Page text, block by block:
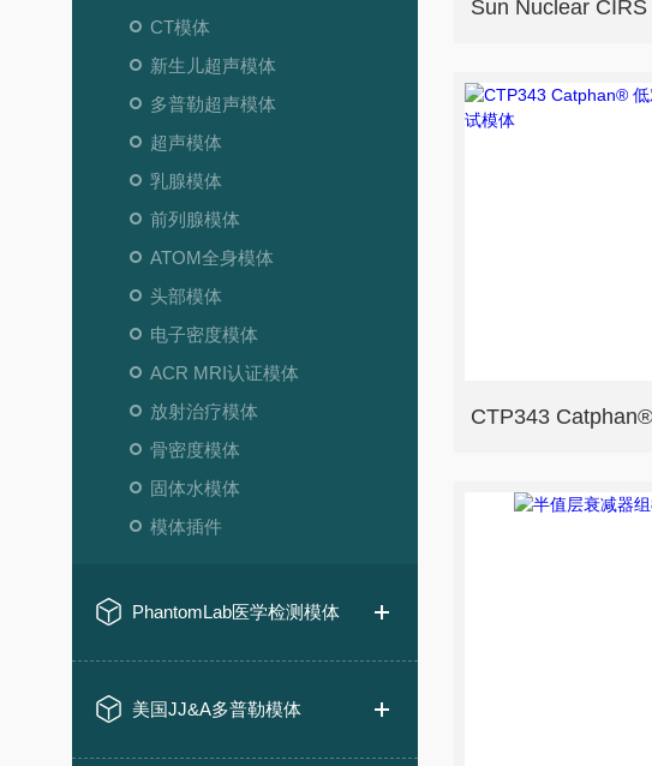
CT模体
新生儿超声模体
多普勒超声模体
超声模体
乳腺模体
前列腺模体
ATOM全身模体
头部模体
电子密度模体
ACR MRI认证模体
放射治疗模体
骨密度模体
固体水模体
模体插件
PhantomLab医学检测模体
美国JJ&A多普勒模体